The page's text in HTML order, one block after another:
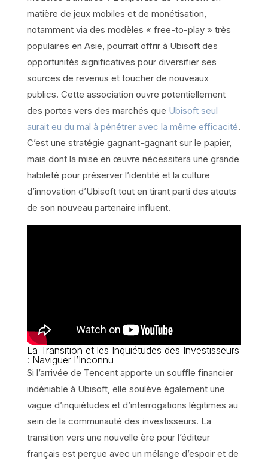
matière de jeux mobiles et de monétisation,
notamment via des modèles « free-to-play » très
populaires en Asie, pourrait offrir à Ubisoft des
opportunités significatives pour diversifier ses
sources de revenus et toucher de nouveaux
publics. Cette association ouvre potentiellement
des portes vers des marchés que Ubisoft seul
aurait eu du mal à pénétrer avec la même efficacité.
C’est une stratégie gagnant-gagnant sur le papier,
mais dont la mise en œuvre nécessitera une grande
habileté pour préserver l’identité et la culture
d’innovation d’Ubisoft tout en tirant parti des atouts
de son nouveau partenaire influent.
La Transition et les Inquiétudes des Investisseurs
: Naviguer l’Inconnu
Si l’arrivée de Tencent apporte un souffle financier
indéniable à Ubisoft, elle soulève également une
vague d’inquiétudes et d’interrogations légitimes au
sein de la communauté des investisseurs. La
transition vers une nouvelle ère pour l’éditeur
français est perçue avec un mélange d’espoir et de